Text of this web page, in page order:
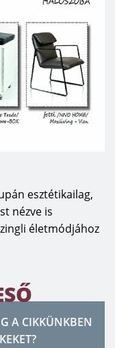
esztétikailag,
nézve is
életmódjához
A CIKKÜNKBEN